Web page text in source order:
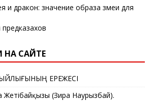
и дракон: значение образа змеи для
НА САЙТЕ
ЕРЕЖЕСІ
Жетібайқызы (Зира Наурызбай).